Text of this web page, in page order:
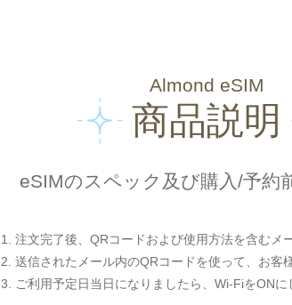
Almond eSIM
商品説明
eSIMのスペック及び購入/予約
1. 注文完了後、QRコードおよび使用方法を含むメ
2. 送信されたメール内のQRコードを使って、お客
3. ご利用予定日当日になりましたら、Wi-FiをON